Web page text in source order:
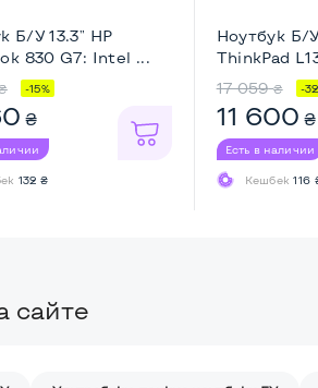
Б/У 13.3" HP
830 G7: Intel ...
-15%
₴
132 ₴
Ноутбук Б/
ThinkPad
17 059 ₴ -
11 600 ₴
Есть в наличии
Кешбек116
сайте